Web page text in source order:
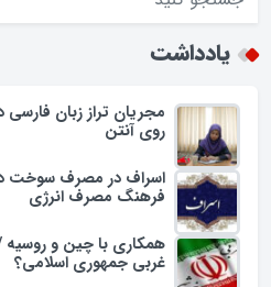
افزایش تجمل گرایی در جامعه
یادداشت
مجریان تراز زبان
اسراف در مصرف سوخت در